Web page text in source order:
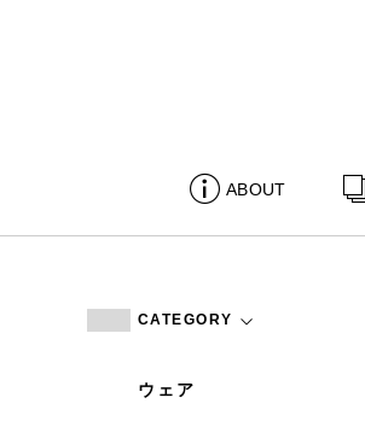
ABOUT
CATEGORY
ウェア